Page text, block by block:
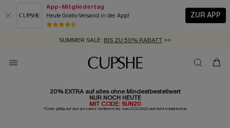
App-Mitgliedertag
Heute Gratis-Versand in der App! ZUR APP
GRATIS MASSBAND MIT JEDEM SCHNELLVERSAND-ARTIKEL >>
SUMMER SALE:
ZUM NEWSLETTER:BIS ZU -20% EXTRA ERHALTEN
KOSTENLOSER VERSAND AB 89 €
20% EXTRA auf alles ohne Mindestbestellwert
NUR NOCH HEUTE
MIT CODE: SUN20
*Code gültig auf das gesamte Sortiment bis zum 27.03.2023 und nicht kombinierbar.